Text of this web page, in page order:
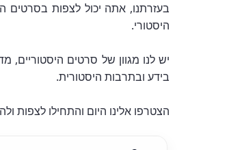
בעזרתנו, אתה יכול לצפות בסרטים
היסטורי.
יש לנו מגוון של סרטים
בידע ובתרבות היסטורית.
הצטרפו אלינו היום והתחילו לצפות